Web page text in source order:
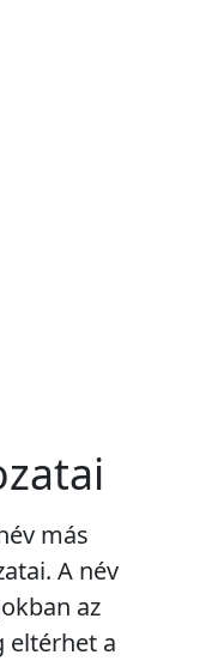
más
A név
az
eltérhet a